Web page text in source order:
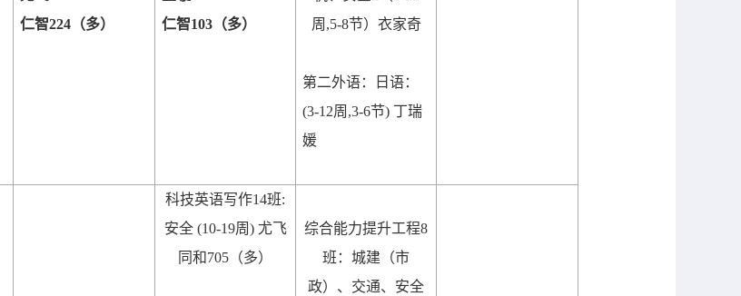
仁智224 （多）
仁智103 （多）
周 ,5-8节）衣家奇
第二外语：日语：
(3-12周 ,3-6节) 丁瑞
媛
科技英语写作14班:
安全(10-19周 ) 尤飞
同和705 （多）
综合能力提升工程8
班：城建（市
政）、交通、安全